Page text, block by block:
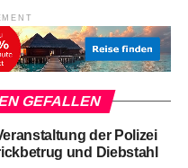
GEFALLEN
der Polizei
und Diebstahl